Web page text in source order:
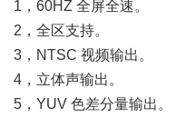
1，60HZ 全屏全速。
2，全区支持。
3，NTSC 视频输出。
4，立体声输出。
5，YUV 色差分量输出。